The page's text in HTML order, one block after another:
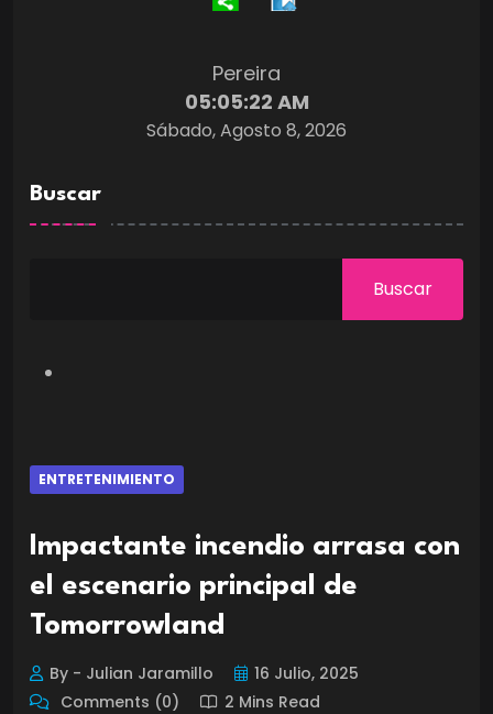
ENTRETENIMIENTO
Impactante incendio arrasa con
el escenario principal de
Tomorrowland
By - Julian Jaramillo
16 Julio, 2025
Comments (0)
2 Mins Read
Pereira
05:05:23 AM
Sábado, Agosto 8, 2026
Buscar
Buscar